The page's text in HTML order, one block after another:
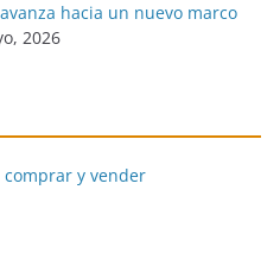
hacia un nuevo marco
2026
comprar y vender